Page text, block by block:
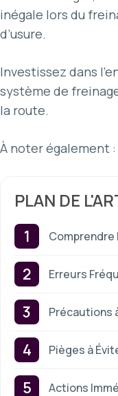
inégale lors du
d’usure.
Investissez dans
système de
la route.
À noter également :
PLAN DE
Comprendre
Erreurs
Précautions
Pièges à
Actions